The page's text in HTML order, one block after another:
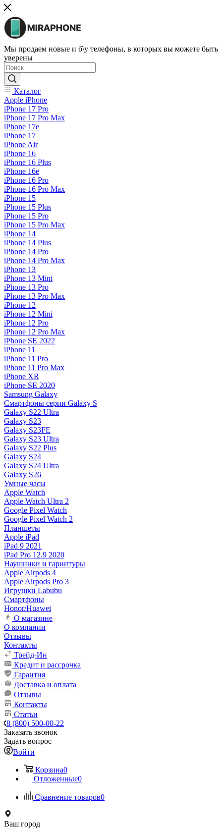
Мы продаем новые и б\у телефоны, в которых вы можете быть
уверены
Каталог
Apple iPhone
iPhone 17 Pro
iPhone 17 Pro Max
iPhone 17e
iPhone 17
iPhone Air
iPhone 16
iPhone 16 Plus
iPhone 16e
iPhone 16 Pro
iPhone 16 Pro Max
iPhone 15
iPhone 15 Plus
iPhone 15 Pro
iPhone 15 Pro Max
iPhone 14
iPhone 14 Plus
iPhone 14 Pro
iPhone 14 Pro Max
iPhone 13
iPhone 13 Mini
iPhone 13 Pro
iPhone 13 Pro Max
iPhone 12
iPhone 12 Mini
iPhone 12 Pro
iPhone 12 Pro Max
iPhone SE 2022
iPhone 11
iPhone 11 Pro
iPhone 11 Pro Max
iPhone XR
iPhone SE 2020
Samsung Galaxy
Смартфоны серии Galaxy S
Galaxy S22 Ultra
Galaxy S23
Galaxy S23FE
Galaxy S23 Ultra
Galaxy S22 Plus
Galaxy S24
Galaxy S24 Ultra
Galaxy S26
Умные часы
Apple Watch
Apple Watch Ultra 2
Google Pixel Watch
Google Pixel Watch 2
Планшеты
Apple iPad
iPad 9 2021
iPad Pro 12.9 2020
Наушники и гарнитуры
Apple Airpods 4
Apple Airpods Pro 3
Игрушки Labubu
Смартфоны
Honor/Huawei
О магазине
О компании
Отзывы
Контакты
Трейд-Ин
Кредит и рассрочка
Гарантия
Доставка и оплата
Отзывы
Контакты
Статьи
8 (800) 500-00-22
Заказать звонок
Задать вопрос
Войти
Корзина0
Отложенные0
Сравнение товаров0
Ваш город